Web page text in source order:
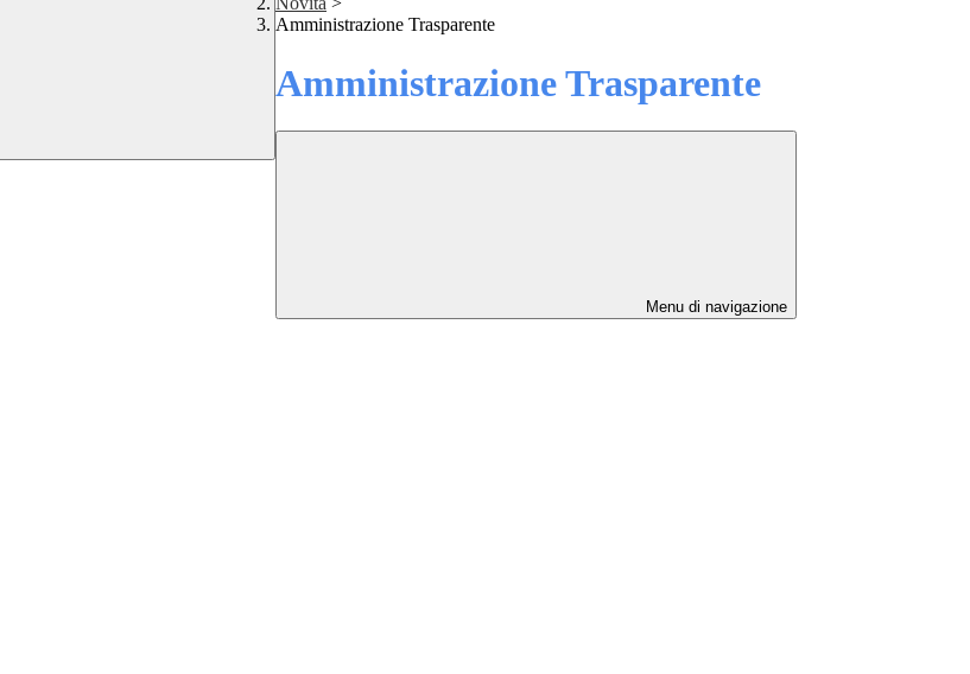
Amministrazione Trasparente
Amministrazione Trasparente
Menu di navigazione